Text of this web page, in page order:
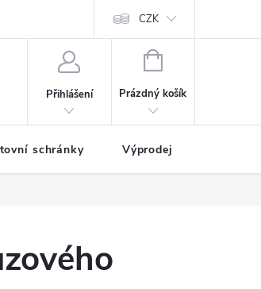
CZK
Přihlášení
NÁKUPNÍ
Prázdný košík
schránky Výprodej